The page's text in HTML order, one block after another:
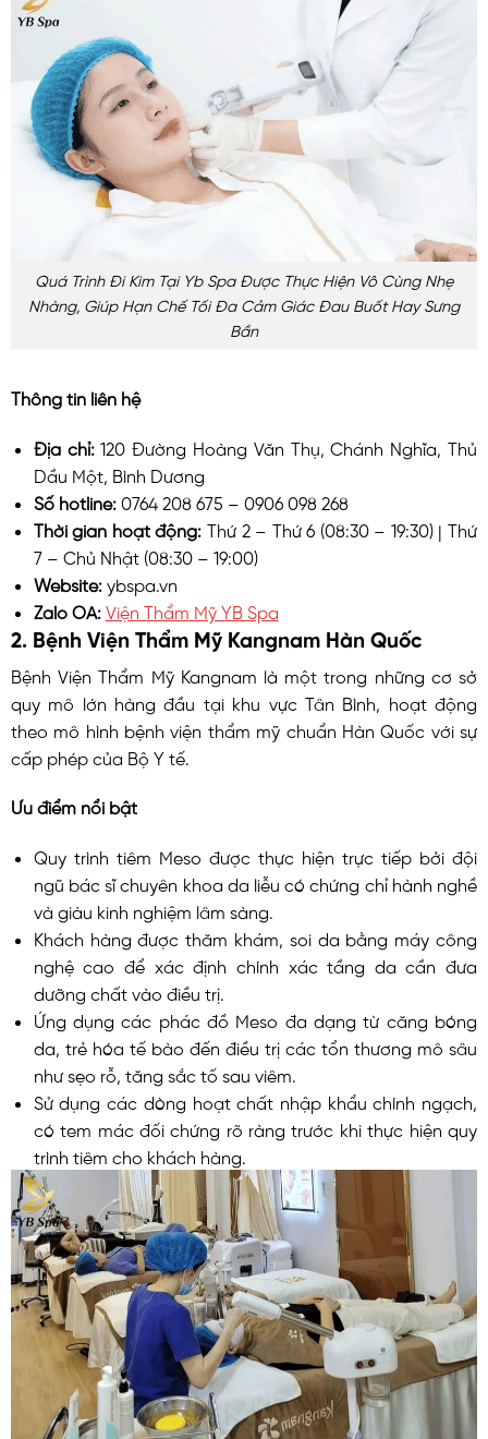
Quá Trình Đi Kim Tại Yb Spa Được Thực Hiện Vô Cùng Nhẹ
Nhàng, Giúp Hạn Chế Tối Đa Cảm Giác Đau Buốt Hay Sưng
Bần
Thông tin liên hệ
Địa chỉ:120 Đường Hoàng Văn Thụ, Chánh Nghĩa, Thủ
Dầu Một, Bình Dương
Số hotline: 0764 208 675 – 0906 098 268
Thời gian hoạt động:Thứ 2 – Thứ 6 (08:30 – 19:30) | Thứ
7 – Chủ Nhật (08:30 – 19:00)
Website: ybspa.vn
Zalo OA: Viện Thẩm Mỹ YB Spa
2. Bệnh Viện Thẩm Mỹ Kangnam Hàn Quốc
Bệnh Viện Thẩm Mỹ Kangnam là một trong những cơ sở
quy mô lớn hàng đầu tại khu vực Tân Bình, hoạt động
theo mô hình bệnh viện thẩm mỹ chuẩn Hàn Quốc với sự
cấp phép của Bộ Y tế.
Ưu điểm nổi bật
Quy trình tiêm Meso được thực hiện trực tiếp bởi đội
ngũ bác sĩ chuyên khoa da liễu có chứng chỉ hành nghề
và giàu kinh nghiệm lâm sàng.
Khách hàng được thăm khám, soi da bằng máy công
nghệ cao để xác định chính xác tầng da cần đưa
dưỡng chất vào điều trị.
Ứng dụng các phác đồ Meso đa dạng từ căng bóng
da, trẻ hóa tế bào đến điều trị các tổn thương mô sâu
như sẹo rỗ, tăng sắc tố sau viêm.
Sử dụng các dòng hoạt chất nhập khẩu chính ngạch,
có tem mác đối chứng rõ ràng trước khi thực hiện quy
trình tiêm cho khách hàng.